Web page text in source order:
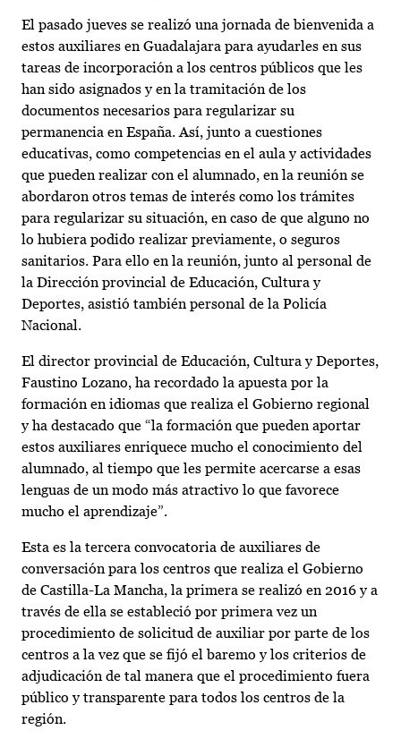
El pasado jueves se realizó una jornada de bienvenida a
estos auxiliares en Guadalajara para ayudarles en sus
tareas de incorporación a los centros públicos que les
han sido asignados y en la tramitación de los
documentos necesarios para regularizar su
permanencia en España. Así, junto a cuestiones
educativas, como competencias en el aula y actividades
que pueden realizar con el alumnado, en la reunión se
abordaron otros temas de interés como los trámites
para regularizar su situación, en caso de que alguno no
lo hubiera podido realizar previamente, o seguros
sanitarios. Para ello en la reunión, junto al personal de
la Dirección provincial de Educación, Cultura y
Deportes, asistió también personal de la Policía
Nacional.
El director provincial de Educación, Cultura y Deportes,
Faustino Lozano, ha recordado la apuesta por la
formación en idiomas que realiza el Gobierno regional
y ha destacado que “la formación que pueden aportar
estos auxiliares enriquece mucho el conocimiento del
alumnado, al tiempo que les permite acercarse a esas
lenguas de un modo más atractivo lo que favorece
mucho el aprendizaje”.
Esta es la tercera convocatoria de auxiliares de
conversación para los centros que realiza el Gobierno
de Castilla-La Mancha, la primera se realizó en 2016 y a
través de ella se estableció por primera vez un
procedimiento de solicitud de auxiliar por parte de los
centros a la vez que se fijó el baremo y los criterios de
adjudicación de tal manera que el procedimiento fuera
público y transparente para todos los centros de la
región.